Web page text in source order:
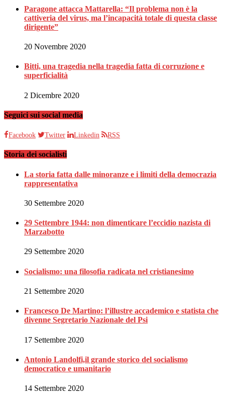
Paragone attacca Mattarella: “Il problema non è la
cattiveria del virus, ma l’incapacità totale di questa classe
dirigente”
20 Novembre 2020
Bitti, una tragedia nella tragedia fatta di corruzione e
superficialità
2 Dicembre 2020
Seguici sui social media
Facebook Twitter Linkedin RSS
Storia dei socialisti
La storia fatta dalle minoranze e i limiti della democrazia
rappresentativa
30 Settembre 2020
29 Settembre 1944: non dimenticare l’eccidio nazista di
Marzabotto
29 Settembre 2020
Socialismo: una filosofia radicata nel cristianesimo
21 Settembre 2020
Francesco De Martino: l’illustre accademico e statista che
divenne Segretario Nazionale del Psi
17 Settembre 2020
Antonio Landolfi,il grande storico del socialismo
democratico e umanitario
14 Settembre 2020